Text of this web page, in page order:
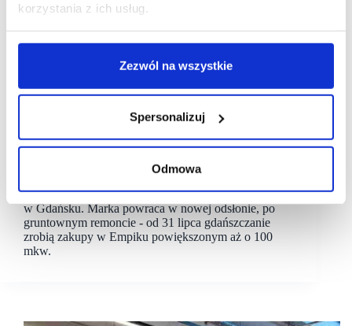
korzystania z ich usług.
Zezwól na wszystkie
Spersonalizuj
Odmowa
Empik
Empik ponownie otwiera salon w Galerii Przymorze
w Gdańsku. Marka powraca w nowej odsłonie, po
gruntownym remoncie - od 31 lipca gdańszczanie
zrobią zakupy w Empiku powiększonym aż o 100
mkw.